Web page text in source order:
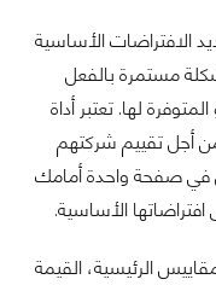
الافتراضات الأساسية
مستمرة بالفعل
لها. تعتبر أداة
من أجل تقييم شركتهم
في صفحة واحدة أمامك
الأساسية.
الرئيسية، القيمة